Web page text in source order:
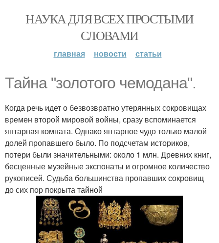
НАУКА ДЛЯ ВСЕХ ПРОСТЫМИ
СЛОВАМИ
главная новости статьи
Тайна "золотого чемодана".
Когда речь идет о безвозвратно утерянных сокровищах
времен второй мировой войны, сразу вспоминается
янтарная комната. Однако янтарное чудо только малой
долей пропавшего было. По подсчетам историков,
потери были значительными: около 1 млн. Древних книг,
бесценные музейные экспонаты и огромное количество
рукописей. Судьба большинства пропавших сокровищ
до сих пор покрыта тайной